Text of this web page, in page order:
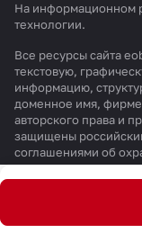
На информационном
технологии.
Все ресурсы сайта
текстовую,
информацию,
доменное имя,
авторского права и
защищены
соглашениями об